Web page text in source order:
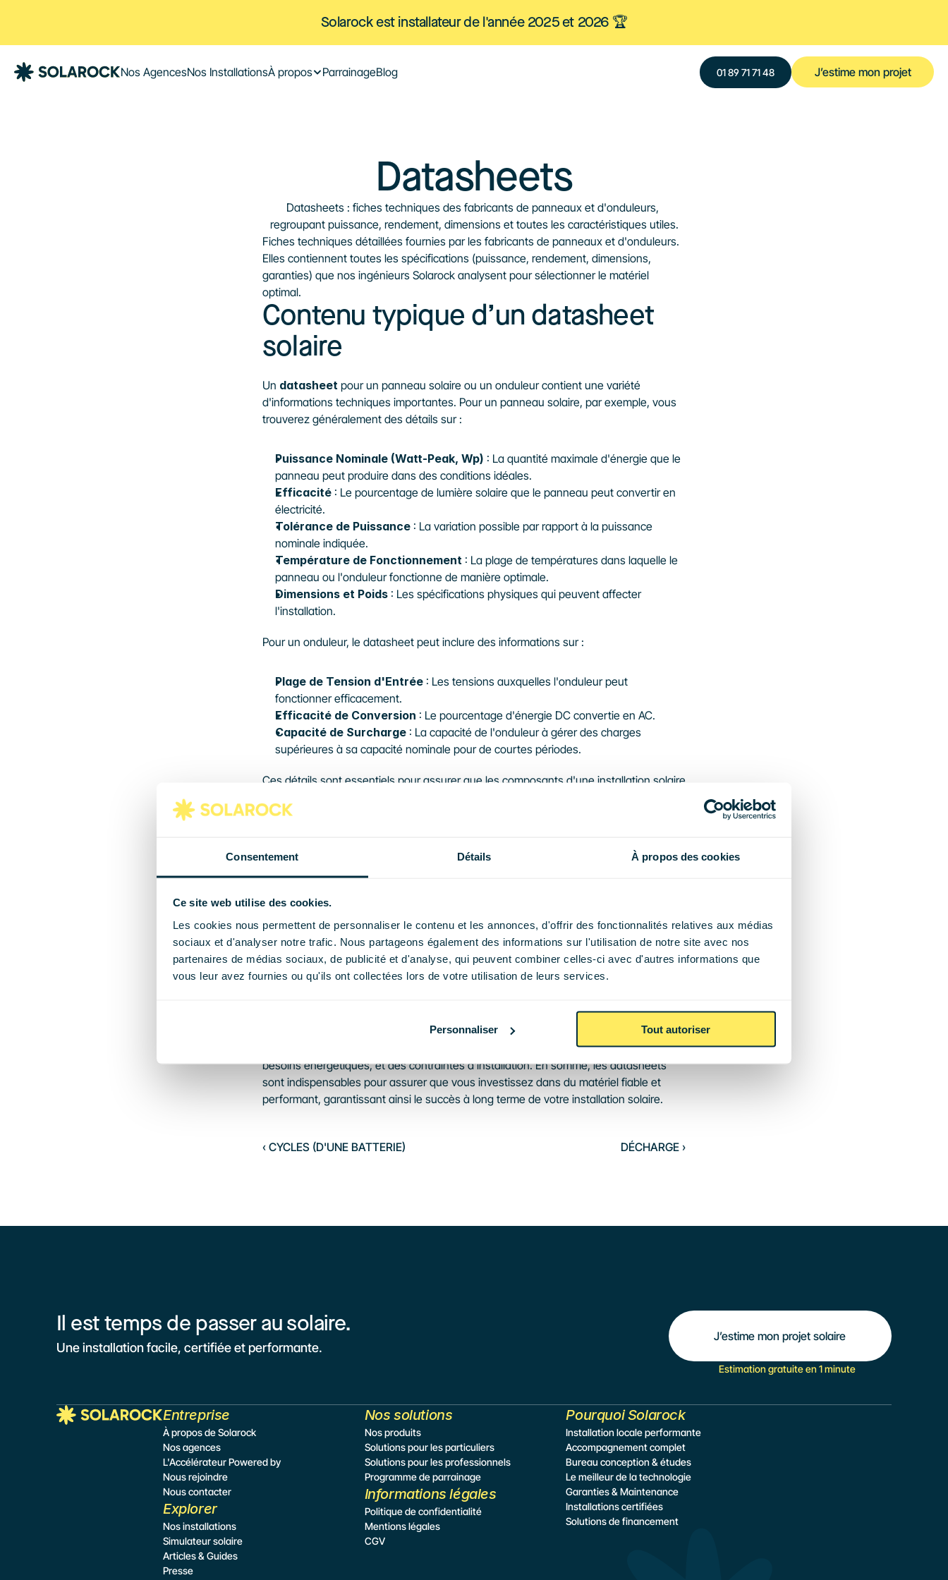
Consentement Détails À propos des cookies
Ce site web utilise des cookies.
Les cookies nous permettent de personnaliser le contenu et les annonces, d'offrir des fonctionnalités relatives aux médias
sociaux et d'analyser notre trafic. Nous partageons également des informations sur l'utilisation de notre site avec nos
partenaires de médias sociaux, de publicité et d'analyse, qui peuvent combiner celles-ci avec d'autres informations que
vous leur avez fournies ou qu'ils ont collectées lors de votre utilisation de leurs services.
Personnaliser Tout autoriser
Solarock est installateur de l'année 2025 et 2026 🏆
Nos AgencesNos InstallationsÀ propos ParrainageBlog ‍01 89 71 71 48 J’estime mon projet
Datasheets
Datasheets : fiches techniques des fabricants de panneaux et d'onduleurs,
regroupant puissance, rendement, dimensions et toutes les caractéristiques utiles.
Fiches techniques détaillées fournies par les fabricants de panneaux et d'onduleurs.
Elles contiennent toutes les spécifications (puissance, rendement, dimensions,
garanties) que nos ingénieurs Solarock analysent pour sélectionner le matériel
optimal.
Contenu typique d’un datasheet
solaire
Un datasheet pour un panneau solaire ou un onduleur contient une variété
d'informations techniques importantes. Pour un panneau solaire, par exemple, vous
trouverez généralement des détails sur :
Puissance Nominale (Watt-Peak, Wp) : La quantité maximale d'énergie que le
panneau peut produire dans des conditions idéales.
Efficacité : Le pourcentage de lumière solaire que le panneau peut convertir en
électricité.
Tolérance de Puissance : La variation possible par rapport à la puissance
nominale indiquée.
Température de Fonctionnement : La plage de températures dans laquelle le
panneau ou l'onduleur fonctionne de manière optimale.
Dimensions et Poids : Les spécifications physiques qui peuvent affecter
l'installation.
Pour un onduleur, le datasheet peut inclure des informations sur :
Plage de Tension d'Entrée : Les tensions auxquelles l'onduleur peut
fonctionner efficacement.
Efficacité de Conversion : Le pourcentage d'énergie DC convertie en AC.
Capacité de Surcharge : La capacité de l'onduleur à gérer des charges
supérieures à sa capacité nominale pour de courtes périodes.
Ces détails sont essentiels pour assurer que les composants d'une installation solaire
Importance des datasheets dans
le choix des composants solaires
Les datasheets jouent un rôle crucial dans le processus de sélection des
composants pour une installation solaire. Lorsque vous envisagez d'acheter des
panneaux solaires ou des onduleurs, consulter les datasheets vous permet de
comparer les produits sur une base technique solide. Si un produit ne dispose pas de
de transparence ou une qualité douteuse du produit. Les datasheets vous
permettent de vérifier si un panneau solaire ou un onduleur répond aux exigences
spécifiques de votre projet, en tenant compte des conditions environnementales, des
besoins énergétiques, et des contraintes d'installation. En somme, les datasheets
sont indispensables pour assurer que vous investissez dans du matériel fiable et
performant, garantissant ainsi le succès à long terme de votre installation solaire.
‹ CYCLES (D'UNE BATTERIE) DÉCHARGE ›
Il est temps de passer au solaire.
Une installation facile, certifiée et performante.
J’estime mon projet solaire
Estimation gratuite en 1 minute
Entreprise
À propos de Solarock
Nos agences
L'Accélérateur Powered by
Nous rejoindre
Nous contacter
Explorer
Nos installations
Simulateur solaire
Articles & Guides
Presse
Nos solutions
Nos produits
Solutions pour les particuliers
Solutions pour les professionnels
Programme de parrainage
Informations légales
Politique de confidentialité
Mentions légales
CGV
Pourquoi Solarock
Installation locale performante
Accompagnement complet
Bureau conception & études
Le meilleur de la technologie
Garanties & Maintenance
Installations certifiées
Solutions de financement